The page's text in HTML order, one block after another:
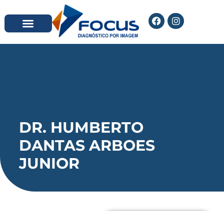
DR. HUMBERTO
DANTAS ARBOES
JUNIOR